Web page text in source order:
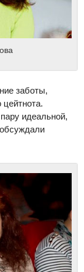
заботы,
идеальной,